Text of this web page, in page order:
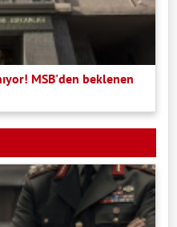
MSB'den beklenen